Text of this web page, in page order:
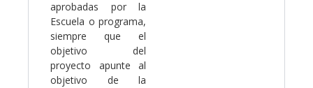
aprobadas por la
Escuela o programa,
siempre que el
objetivo del
proyecto apunte al
objetivo de la